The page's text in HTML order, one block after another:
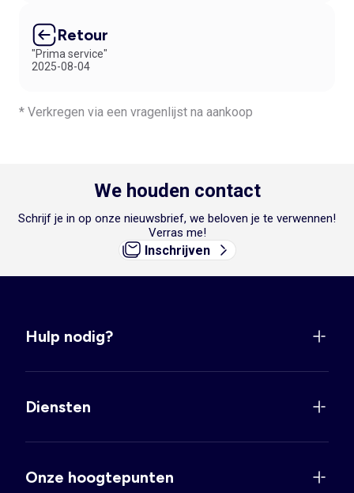
Retour
"Prima service"
2025-08-04
* Verkregen via een vragenlijst na aankoop
We houden contact
Schrijf je in op onze nieuwsbrief, we beloven je te verwennen!
Verras me!
Inschrijven
Hulp nodig?
Diensten
Onze hoogtepunten